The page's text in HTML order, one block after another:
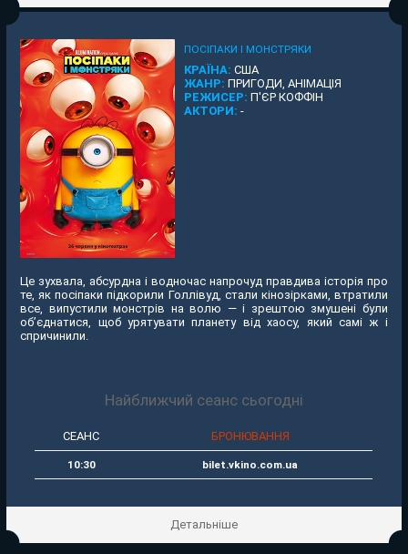
ПОСІПАКИ І МОНСТРЯКИ
КРАЇНА: США
ЖАНР: ПРИГОДИ, АНІМАЦІЯ
РЕЖИСЕР: П'ЄР КОФФІН
АКТОРИ: -
Це зухвала, абсурдна і водночас напрочуд правдива історія про
те, як посіпаки підкорили Голлівуд, стали кінозірками, втратили
все, випустили монстрів на волю — і зрештою змушені були
об’єднатися, щоб урятувати планету від хаосу, який самі ж і
спричинили.
Найближчий сеанс сьогодні
СЕАНС БРОНЮВАННЯ
10:30 bilet.vkino.com.ua
Детальніше